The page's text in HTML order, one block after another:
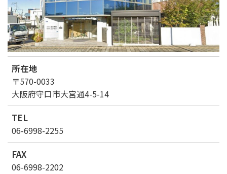
所在地
〒570-0033
大阪府守口市大宮通4-5-14
TEL
06-6998-2255
FAX
06-6998-2202